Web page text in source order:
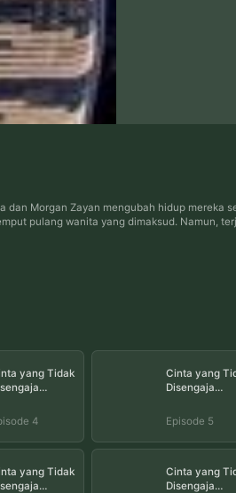
Morgan Zayan mengubah hidup
pulang wanita yang dimaksud. Namun,
yang Tidak
4
Cinta yang
Disengaja
Episode 5
yang Tidak
Cinta yang
Disengaja